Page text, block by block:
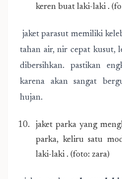
keren buat laki-laki .
jaket parasut memiliki
tahan air, nir cepat kusut,
dibersihkan. pastikan
karena akan sangat
hujan.
jaket parka yang
parka, keliru satu
laki-laki . (foto: zara)